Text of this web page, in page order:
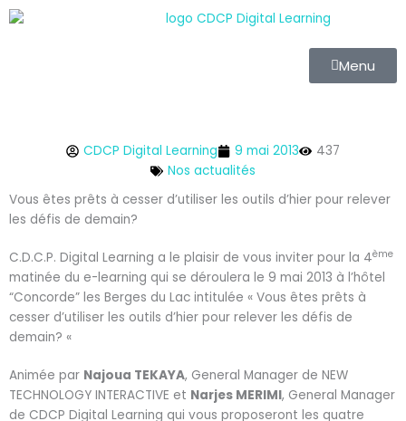
Aller
au
Menu
CDCP Digital Learning 9 mai 2013
437
Nos actualités
Vous êtes prêts à cesser d’utiliser les outils d’hier pour relever
les défis de demain?
C.D.C.P. Digital Learning a le plaisir de vous inviter pour la 4ème
matinée du e-learning qui se déroulera le 9 mai 2013 à l’hôtel
“Concorde” les Berges du Lac intitulée « Vous êtes prêts à
cesser d’utiliser les outils d’hier pour relever les défis de
demain? «
Animée par Najoua TEKAYA, General Manager de NEW
TECHNOLOGY INTERACTIVE et Narjes MERIMI, General Manager
de CDCP Digital Learning qui vous proposeront les quatre